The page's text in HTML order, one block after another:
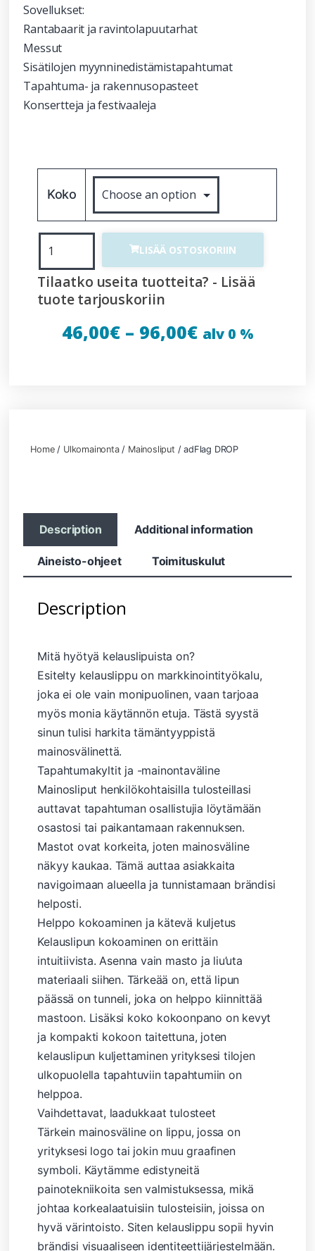
Sovellukset:
Rantabaarit ja ravintolapuutarhat
Messut
Sisätilojen myynninedistämistapahtumat
Tapahtuma- ja rakennusopasteet
Konsertteja ja festivaaleja
Koko
LISÄÄ OSTOSKORIIN
Tilaatko useita tuotteita? - Lisää
tuote tarjouskoriin
46,00€– 96,00€ alv 0 %
Home/ Ulkomainonta/ Mainosliput / adFlag DROP
Description Additional information
Aineisto-ohjeet Toimituskulut
Description
Mitä hyötyä kelauslipuista on?
Esitelty kelauslippu on markkinointityökalu,
joka ei ole vain monipuolinen, vaan tarjoaa
myös monia käytännön etuja. Tästä syystä
sinun tulisi harkita tämäntyyppistä
mainosvälinettä.
Tapahtumakyltit ja -mainontaväline
Mainosliput henkilökohtaisilla tulosteillasi
auttavat tapahtuman osallistujia löytämään
osastosi tai paikantamaan rakennuksen.
Mastot ovat korkeita, joten mainosväline
näkyy kaukaa. Tämä auttaa asiakkaita
navigoimaan alueella ja tunnistamaan brändisi
helposti.
Helppo kokoaminen ja kätevä kuljetus
Kelauslipun kokoaminen on erittäin
intuitiivista. Asenna vain masto ja liu’uta
materiaali siihen. Tärkeää on, että lipun
päässä on tunneli, joka on helppo kiinnittää
mastoon. Lisäksi koko kokoonpano on kevyt
ja kompakti kokoon taitettuna, joten
kelauslipun kuljettaminen yrityksesi tilojen
ulkopuolella tapahtuviin tapahtumiin on
helppoa.
Vaihdettavat, laadukkaat tulosteet
Tärkein mainosväline on lippu, jossa on
yrityksesi logo tai jokin muu graafinen
symboli. Käytämme edistyneitä
painotekniikoita sen valmistuksessa, mikä
johtaa korkealaatuisiin tulosteisiin, joissa on
hyvä värintoisto. Siten kelauslippu sopii hyvin
brändisi visuaaliseen identiteettijärjestelmään.